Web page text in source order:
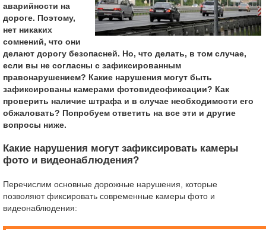
аварийности на
дороге. Поэтому,
нет никаких
сомнений, что они
делают дорогу безопасней. Но, что делать, в том случае,
если вы не согласны с зафиксированным
правонарушением? Какие нарушения могут быть
зафиксированы камерами фотовидеофиксации? Как
проверить наличие штрафа и в случае необходимости его
обжаловать? Попробуем ответить на все эти и другие
вопросы ниже.
Какие нарушения могут зафиксировать камеры
фото и видеонаблюдения?
Перечислим основные дорожные нарушения, которые
позволяют фиксировать современные камеры фото и
видеонаблюдения: